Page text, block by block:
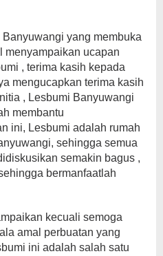
yang membuka
menyampaikan ucapan
, terima kasih kepada
mengucapkan terima kasih
, Lesbumi Banyuwangi
membantu
ini, Lesbumi adalah rumah
sehingga semua
semakin bagus ,
bermanfaatlah
kecuali semoga
amal perbuatan yang
ini adalah salah satu